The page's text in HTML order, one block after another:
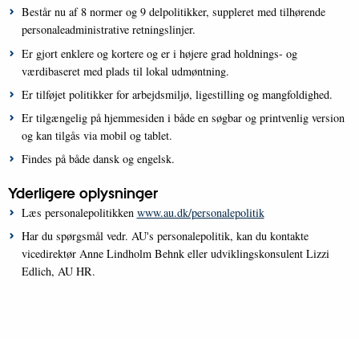
Består nu af 8 normer og 9 delpolitikker, suppleret med tilhørende
personaleadministrative retningslinjer.
Er gjort enklere og kortere og er i højere grad holdnings- og
værdibaseret med plads til lokal udmøntning.
Er tilføjet politikker for arbejdsmiljø, ligestilling og mangfoldighed.
Er tilgængelig på hjemmesiden i både en søgbar og printvenlig version
og kan tilgås via mobil og tablet.
Findes på både dansk og engelsk.
Yderligere oplysninger
Læs personalepolitikken www.au.dk/personalepolitik
Har du spørgsmål vedr. AU's personalepolitik, kan du kontakte
vicedirektør Anne Lindholm Behnk eller udviklingskonsulent Lizzi
Edlich, AU HR.